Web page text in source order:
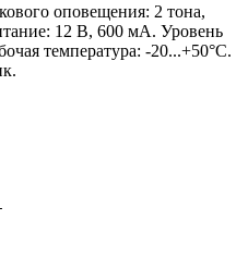
оповещения: 2 тона,
12 В, 600 мА. Уровень
температура: -20...+50°C.